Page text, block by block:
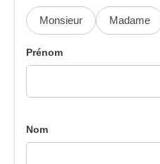
Monsieur Madame
Prénom
Nom